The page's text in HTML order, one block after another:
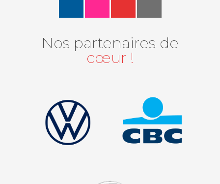
Nos partenaires de
cœur !